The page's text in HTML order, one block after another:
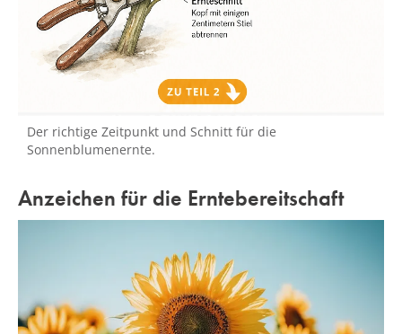
Der richtige Zeitpunkt und Schnitt für die
Sonnenblumenernte.
Anzeichen für die Erntebereitschaft